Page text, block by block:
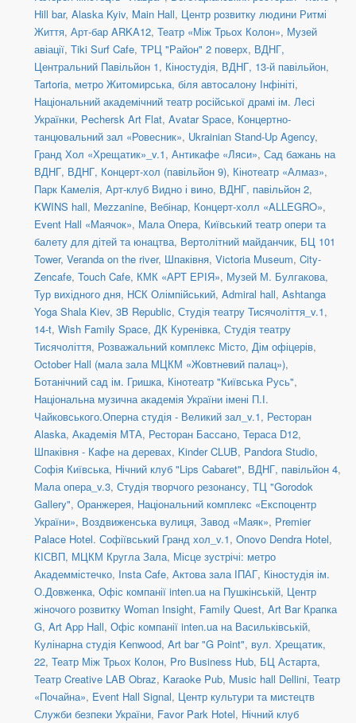
Hill bar, Alaska Kyiv, Main Hall, Центр розвитку людини Ритмі
Життя, Арт-бар ARKA12, Театр «Між Трьох Колон», Музей
авіації, Tiki Surf Cafe, ТРЦ "Район" 2 поверх, ВДНГ,
Центральний Павільйон 1, Кіностудія, ВДНГ, 13-й павільйон,
Tartoria, метро Житомирська, біля автосалону Інфініті,
Національний академічний театр російської драмі ім. Лесі
Українки, Pechersk Art Flat, Avatar Space, Концертно-
танцювальний зал «Ровесник», Ukrainian Stand-Up Agency,
Гранд Хол «Хрещатик»_v.1, Антикафе «Ляси», Сад бажань на
ВДНГ, ВДНГ, Концерт-хол (павільйон 9), Кінотеатр «Алмаз»,
Парк Камелія, Арт-клуб Видно і вино, ВДНГ, павільйон 2,
KWINS hall, Mezzanine, Вебінар, Концерт-холл «ALLEGRO»,
Event Hall «Маячок», Мала Опера, Київський театр опери та
балету для дітей та юнацтва, Вертолітний майданчик, БЦ 101
Tower, Veranda on the river, Шпаківня, Victoria Museum, City-
Zencafe, Touch Cafe, КМК «АРТ ЕРІЯ», Музей М. Булгакова,
Тур вихідного дня, НСК Олімпійський, Admiral hall, Ashtanga
Yoga Shala Kiev, 3B Republic, Студія театру Тисячоліття_v.1,
14-t, Wish Family Space, ДК Куренівка, Студія театру
Тисячоліття, Розважальний комплекс Місто, Дім офіцерів,
October Hall (мала зала МЦКМ «Жовтневий палац»),
Ботанічний сад ім. Гришка, Кінотеатр "Київська Русь",
Національна музична академія України імені П.І.
Чайковського.Оперна студія - Великий зал_v.1, Ресторан
Alaska, Академія МТА, Ресторан Бассано, Тераса D12,
Шпаківня - Кафе на деревах, Kinder CLUB, Pandora Studio,
Софія Київська, Нічний клуб "Lips Cabaret", ВДНГ, павільйон 4,
Мала опера_v.3, Студія творчого резонансу, ТЦ "Gorodok
Gallery", Оранжерея, Національний комплекс «Експоцентр
України», Воздвиженська вулиця, Завод «Маяк», Premier
Palace Hotel. Софіївський Гранд хол_v.1, Onovo Dendra Hotel,
КІСВП, МЦКМ Кругла Зала, Місце зустрічі: метро
Академмістечко, Insta Cafe, Актова зала ІПАГ, Кіностудія ім.
О.Довженка, Офіс компанії inten.ua на Пушкінській, Центр
жіночого розвитку Woman Insight, Family Quest, Art Bar Крапка
G, Art App Hall, Офіс компанії inten.ua на Васильківській,
Кулінарна студія Kenwood, Art bar "G Point", вул. Хрещатик,
22, Театр Між Трьох Колон, Pro Business Hub, БЦ Астарта,
Театр Creative LAB Obraz, Karaoke Pub, Music hall Dellini, Театр
«Почайна», Event Hall Signal, Центр культури та мистецтв
Служби безпеки України, Favor Park Hotel, Нічний клуб